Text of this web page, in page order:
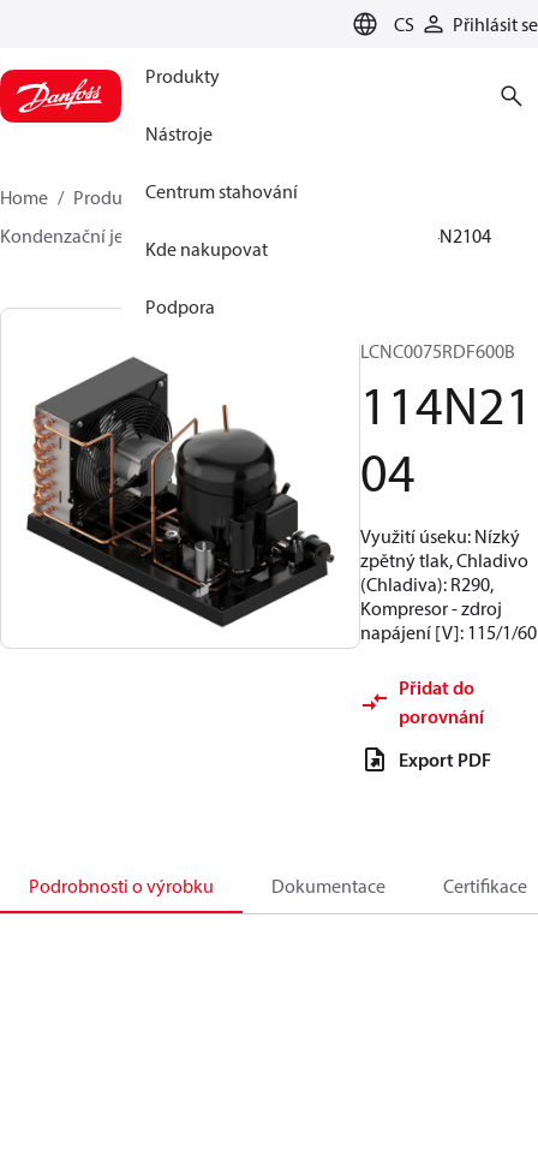
CS Přihlásit se
Produkty
Nástroje
Centrum stahování
Kde nakupovat
Podpora
Home Produkty
Climate Solutions pro chlazení
Kondenzační jednotky
114N2104
LCNC0075RDF600B
114N21
04
Využití úseku: Nízký
zpětný tlak, Chladivo
(Chladiva): R290,
Kompresor - zdroj
napájení [V]: 115/1/60
Přidat do
porovnání
Export PDF
Podrobnosti o výrobku Dokumentace Certifikace